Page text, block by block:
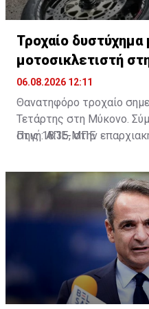
Τροχαίο
μοτοσικλετιστή
06.08.2026 12:11
Θανατηφόρο τροχαίο
Τετάρτης στη Μύκονο.
στις 18:35, στην
πορείας της, πέρασε στο
συγκρούστηκε με Ι.Χ.
25χρονος. Από τη
τραυματίστηκε θανάσιμα.
διερευνώνται από την
Πηγή: ΑΠΕ-ΜΠΕ